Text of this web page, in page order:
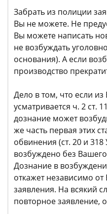
Забрать из полиции
Вы не можете. Не
Вы можете написать
не возбуждать
основания). А если
производство
Дело в том, что если
усматривается ч. 2 ст.
дознание может
же часть первая этих
обвинения (ст. 20 и
возбуждено без
Дознание в
откажет независимо
заявления. На всякий
повторное заявление,